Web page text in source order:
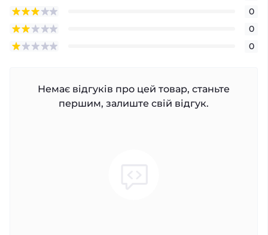
0
0
0
Немає відгуків про цей товар, станьте
першим, залиште свій відгук.